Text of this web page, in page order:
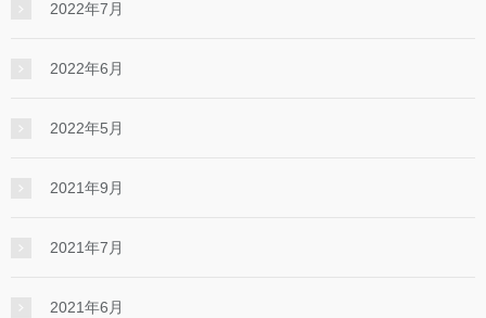
2022年7月
2022年6月
2022年5月
2021年9月
2021年7月
2021年6月